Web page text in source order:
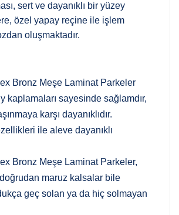
sert ve dayanıklı bir yüzey
özel yapay reçine ile işlem
oluşmaktadır.
Bronz Meşe Laminat Parkeler
kaplamaları sayesinde sağlamdır,
karşı dayanıklıdır.
ile aleve dayanıklı
Bronz Meşe Laminat Parkeler,
doğrudan maruz kalsalar bile
geç solan ya da hiç solmayan